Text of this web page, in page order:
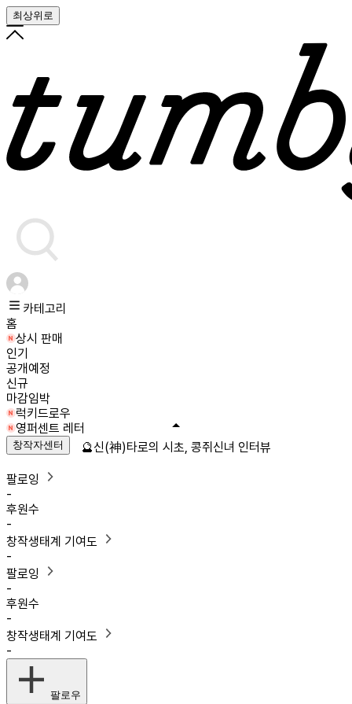
최상위로
카테고리
홈
상시 판매
인기
공개예정
신규
마감임박
럭키드로우
영퍼센트 레터
창작자센터
팔로잉
-
후원수
-
창작생태계 기여도
-
팔로잉
-
후원수
-
창작생태계 기여도
-
팔로우
🔮신(神)타로의 시초, 콩쥐신녀 인터뷰